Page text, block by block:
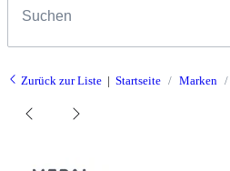
Zurück zur Liste Startseite Marken